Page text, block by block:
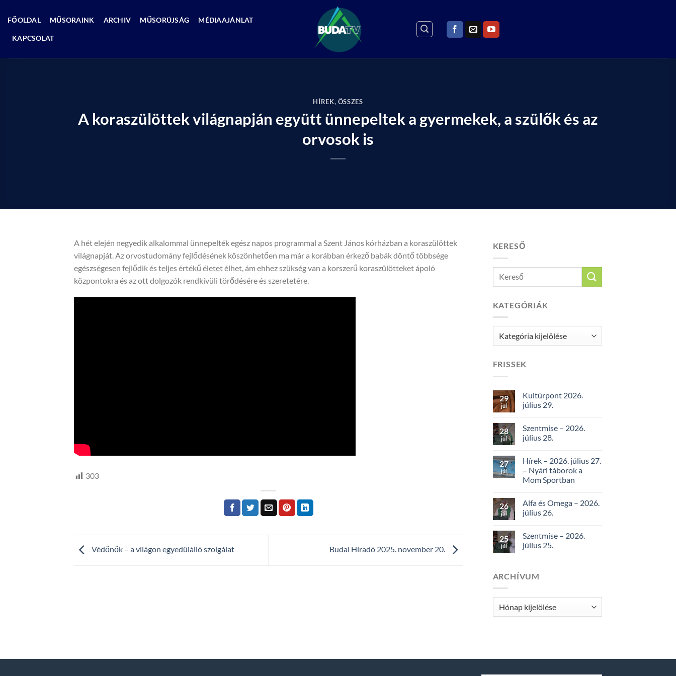
FŐOLDAL MŰSORAINK ARCHIV MŰSORÚJSÁG MÉDIAAJÁNLAT
KAPCSOLAT
HÍREK, ÖSSZES
A koraszülöttek világnapján együtt ünnepeltek a gyermekek, a szülők és az
orvosok is
A hét elején negyedik alkalommal ünnepelték egész napos programmal a Szent János kórházban a koraszülöttek
világnapját. Az orvostudomány fejlődésének köszönhetően ma már a korábban érkező babák döntő többsége
egészségesen fejlődik és teljes értékű életet élhet, ám ehhez szükség van a korszerű koraszülötteket ápoló
központokra és az ott dolgozók rendkívüli törődésére és szeretetére.
303
Védőnők – a világon egyedülálló szolgálat Budai Híradó 2025. november 20.
KERESŐ
KATEGÓRIÁK
Kategóriák
FRISSEK
29
júl
Kultúrpont 2026.
július 29.
28
júl
Szentmise – 2026.
július 28.
27
júl
Hírek – 2026. július 27.
– Nyári táborok a
Mom Sportban
26
júl
Alfa és Omega – 2026.
július 26.
25
júl
Szentmise – 2026.
július 25.
ARCHÍVUM
Archívum